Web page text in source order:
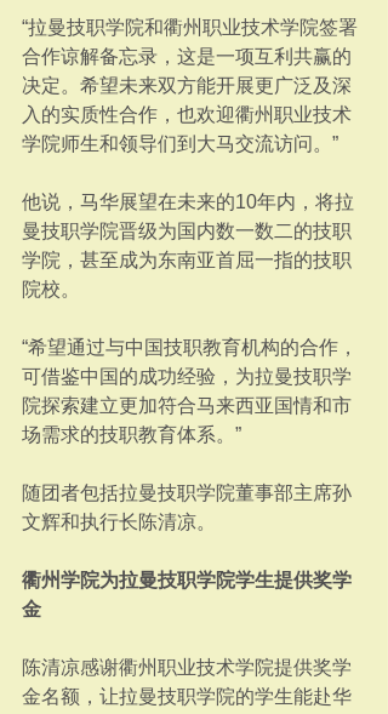
“拉曼技职学院和衢州职业技术学院签署
合作谅解备忘录，这是一项互利共赢的
决定。希望未来双方能开展更广泛及深
入的实质性合作，也欢迎衢州职业技术
学院师生和领导们到大马交流访问。”
他说，马华展望在未来的10年内，将拉
曼技职学院晋级为国内数一数二的技职
学院，甚至成为东南亚首屈一指的技职
院校。
“希望通过与中国技职教育机构的合作，
可借鉴中国的成功经验，为拉曼技职学
院探索建立更加符合马来西亚国情和市
场需求的技职教育体系。”
随团者包括拉曼技职学院董事部主席孙
文辉和执行长陈清凉。
衢州学院为拉曼技职学院学生提供奖学
金
陈清凉感谢衢州职业技术学院提供奖学
金名额，让拉曼技职学院的学生能赴华